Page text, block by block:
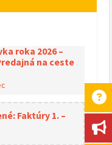
roka 2026 –
na ceste
Faktúry 1. –